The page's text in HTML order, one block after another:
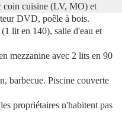
coin cuisine (LV, MO) et
DVD, poêle à bois.
lit en 140), salle d'eau et
mezzanine avec 2 lits en 90
barbecue. Piscine couverte
propriétaires n'habitent pas